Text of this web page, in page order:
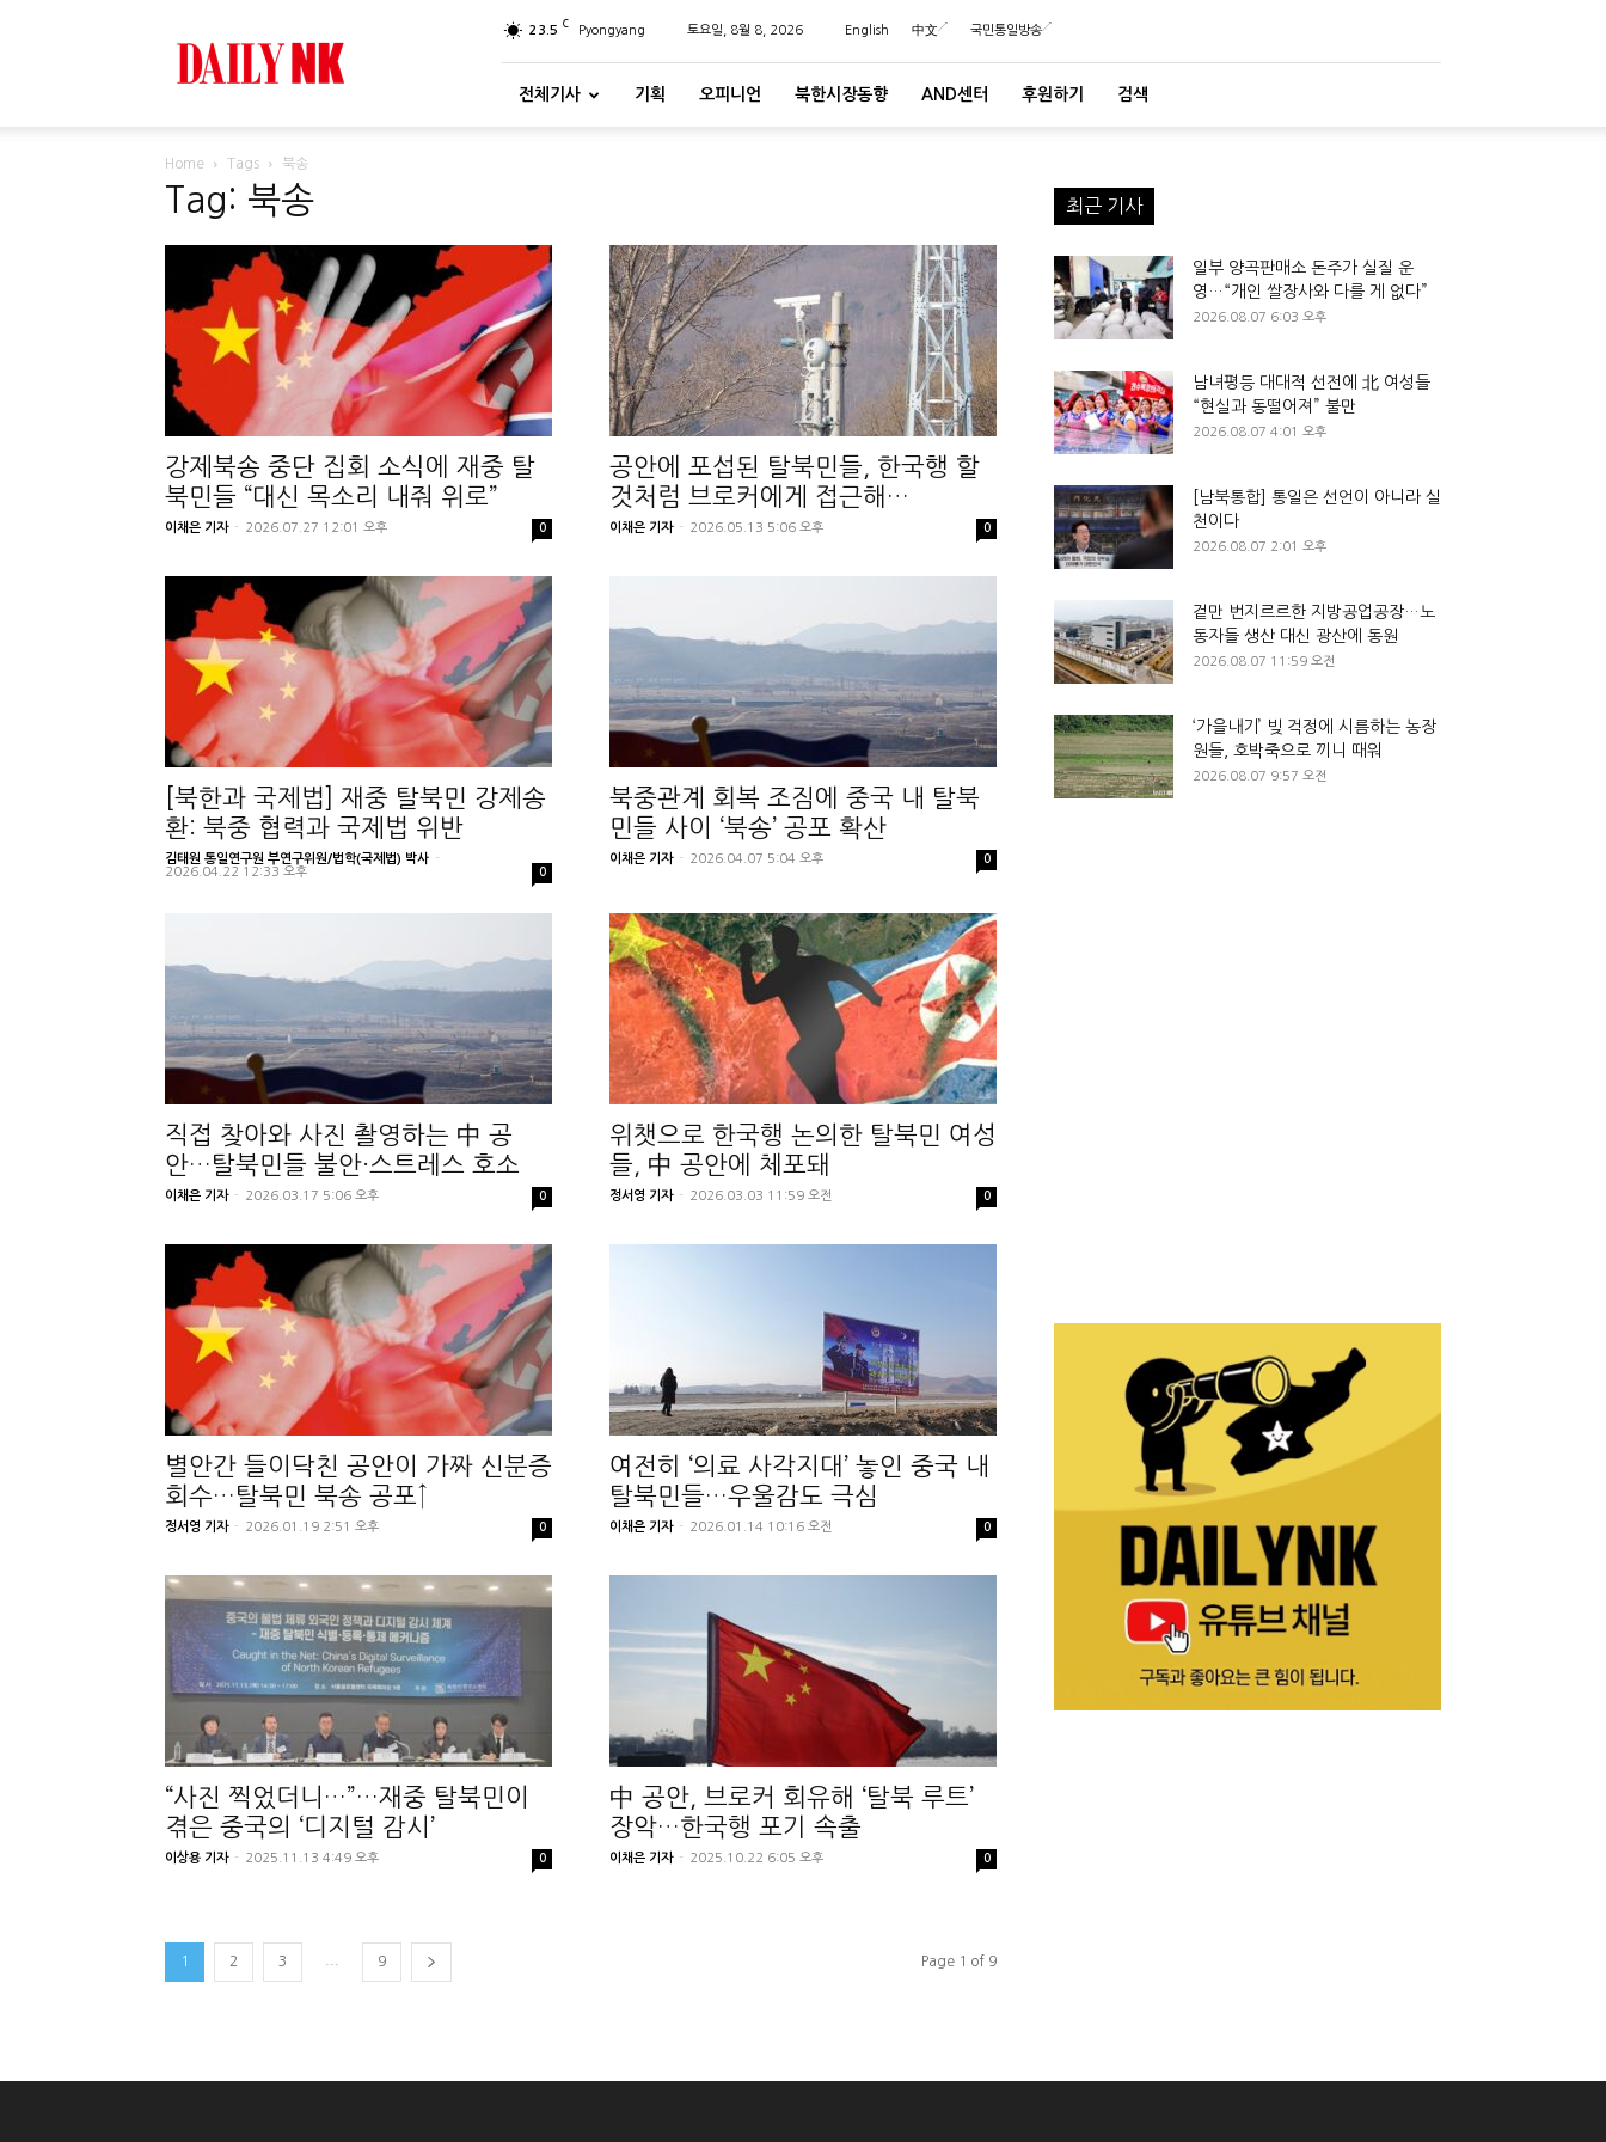
23.5 C Pyongyang 토요일, 8월 8, 2026 English 中文 국민통일방송
전체기사 기획 오피니언 북한시장동향 AND센터 후원하기 검색
Home Tags 북송
Tag: 북송
강제북송 중단 집회 소식에 재중 탈
북민들 “대신 목소리 내줘 위로”
이채은 기자 - 2026.07.27 12:01 오후 0
공안에 포섭된 탈북민들, 한국행 할
것처럼 브로커에게 접근해…
이채은 기자 - 2026.05.13 5:06 오후 0
[북한과 국제법] 재중 탈북민 강제송
환: 북중 협력과 국제법 위반
김태원 통일연구원 부연구위원/법학(국제법) 박사 -
2026.04.22 12:33 오후
0
북중관계 회복 조짐에 중국 내 탈북
민들 사이 ‘북송’ 공포 확산
이채은 기자 - 2026.04.07 5:04 오후 0
직접 찾아와 사진 촬영하는 中 공
안…탈북민들 불안·스트레스 호소
이채은 기자 - 2026.03.17 5:06 오후 0
위챗으로 한국행 논의한 탈북민 여성
들, 中 공안에 체포돼
정서영 기자 - 2026.03.03 11:59 오전 0
별안간 들이닥친 공안이 가짜 신분증
회수…탈북민 북송 공포↑
정서영 기자 - 2026.01.19 2:51 오후 0
여전히 ‘의료 사각지대’ 놓인 중국 내
탈북민들…우울감도 극심
이채은 기자 - 2026.01.14 10:16 오전 0
“사진 찍었더니…”…재중 탈북민이
겪은 중국의 ‘디지털 감시’
이상용 기자 - 2025.11.13 4:49 오후 0
中 공안, 브로커 회유해 ‘탈북 루트’
장악…한국행 포기 속출
이채은 기자 - 2025.10.22 6:05 오후 0
1 2 3 9 Page 1 of 9
최근 기사
일부 양곡판매소 돈주가 실질 운
영…“개인 쌀장사와 다를 게 없다”
2026.08.07 6:03 오후
남녀평등 대대적 선전에 北 여성들
“현실과 동떨어져” 불만
2026.08.07 4:01 오후
[남북통합] 통일은 선언이 아니라 실
천이다
2026.08.07 2:01 오후
겉만 번지르르한 지방공업공장…노
동자들 생산 대신 광산에 동원
2026.08.07 11:59 오전
‘가을내기’ 빚 걱정에 시름하는 농장
원들, 호박죽으로 끼니 때워
2026.08.07 9:57 오전